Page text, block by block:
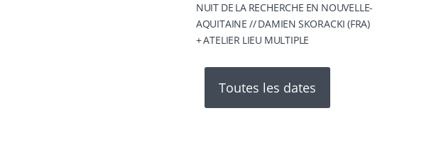
NUIT DE LA RECHERCHE EN NOUVELLE-
AQUITAINE // DAMIEN SKORACKI (FRA)
+ ATELIER LIEU MULTIPLE
Toutes les dates